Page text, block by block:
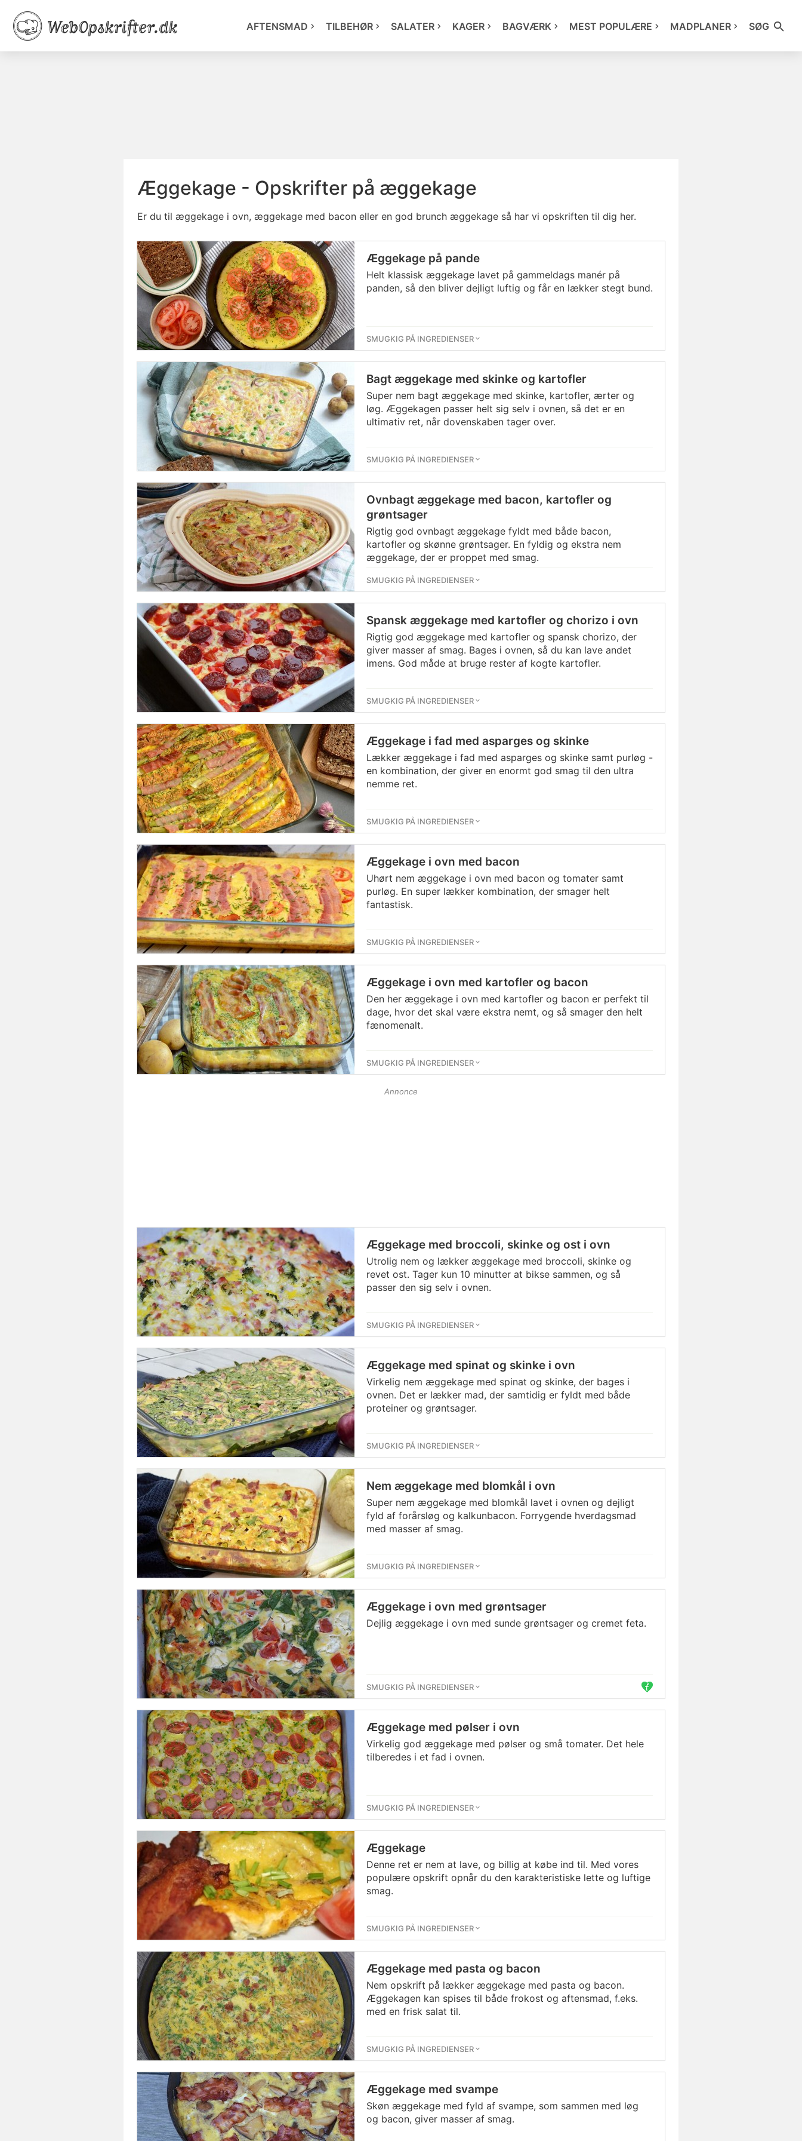
AFTENSMAD TILBEHØR SALATER KAGER BAGVÆRK MEST POPULÆRE MADPLANER SØG
Æggekage - Opskrifter på æggekage
Er du til æggekage i ovn, æggekage med bacon eller en god brunch æggekage så har vi opskriften til dig her.
Æggekage på pande
Helt klassisk æggekage lavet på gammeldags manér på
panden, så den bliver dejligt luftig og får en lækker stegt bund.
SMUGKIG PÅ INGREDIENSER
Bagt æggekage med skinke og kartofler
Super nem bagt æggekage med skinke, kartofler, ærter og
løg. Æggekagen passer helt sig selv i ovnen, så det er en
ultimativ ret, når dovenskaben tager over.
SMUGKIG PÅ INGREDIENSER
Ovnbagt æggekage med bacon, kartofler og
grøntsager
Rigtig god ovnbagt æggekage fyldt med både bacon,
kartofler og skønne grøntsager. En fyldig og ekstra nem
æggekage, der er proppet med smag.
SMUGKIG PÅ INGREDIENSER
Spansk æggekage med kartofler og chorizo i ovn
Rigtig god æggekage med kartofler og spansk chorizo, der
giver masser af smag. Bages i ovnen, så du kan lave andet
imens. God måde at bruge rester af kogte kartofler.
SMUGKIG PÅ INGREDIENSER
Æggekage i fad med asparges og skinke
Lækker æggekage i fad med asparges og skinke samt purløg -
en kombination, der giver en enormt god smag til den ultra
nemme ret.
SMUGKIG PÅ INGREDIENSER
Æggekage i ovn med bacon
Uhørt nem æggekage i ovn med bacon og tomater samt
purløg. En super lækker kombination, der smager helt
fantastisk.
SMUGKIG PÅ INGREDIENSER
Æggekage i ovn med kartofler og bacon
Den her æggekage i ovn med kartofler og bacon er perfekt til
dage, hvor det skal være ekstra nemt, og så smager den helt
fænomenalt.
SMUGKIG PÅ INGREDIENSER
Annonce
Æggekage med broccoli, skinke og ost i ovn
Utrolig nem og lækker æggekage med broccoli, skinke og
revet ost. Tager kun 10 minutter at bikse sammen, og så
passer den sig selv i ovnen.
SMUGKIG PÅ INGREDIENSER
Æggekage med spinat og skinke i ovn
Virkelig nem æggekage med spinat og skinke, der bages i
ovnen. Det er lækker mad, der samtidig er fyldt med både
proteiner og grøntsager.
SMUGKIG PÅ INGREDIENSER
Nem æggekage med blomkål i ovn
Super nem æggekage med blomkål lavet i ovnen og dejligt
fyld af forårsløg og kalkunbacon. Forrygende hverdagsmad
med masser af smag.
SMUGKIG PÅ INGREDIENSER
Æggekage i ovn med grøntsager
Dejlig æggekage i ovn med sunde grøntsager og cremet feta.
SMUGKIG PÅ INGREDIENSER
Æggekage med pølser i ovn
Virkelig god æggekage med pølser og små tomater. Det hele
tilberedes i et fad i ovnen.
SMUGKIG PÅ INGREDIENSER
Æggekage
Denne ret er nem at lave, og billig at købe ind til. Med vores
populære opskrift opnår du den karakteristiske lette og luftige
smag.
SMUGKIG PÅ INGREDIENSER
Æggekage med pasta og bacon
Nem opskrift på lækker æggekage med pasta og bacon.
Æggekagen kan spises til både frokost og aftensmad, f.eks.
med en frisk salat til.
SMUGKIG PÅ INGREDIENSER
Æggekage med svampe
Skøn æggekage med fyld af svampe, som sammen med løg
og bacon, giver masser af smag.